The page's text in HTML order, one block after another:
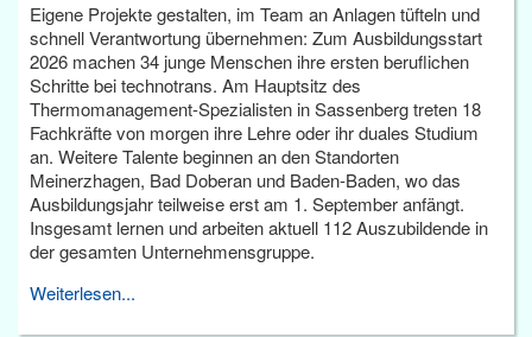
Eigene Projekte gestalten, im Team an Anlagen tüfteln und
schnell Verantwortung übernehmen: Zum Ausbildungsstart
2026 machen 34 junge Menschen ihre ersten beruflichen
Schritte bei technotrans. Am Hauptsitz des
Thermomanagement-Spezialisten in Sassenberg treten 18
Fachkräfte von morgen ihre Lehre oder ihr duales Studium
an. Weitere Talente beginnen an den Standorten
Meinerzhagen, Bad Doberan und Baden-Baden, wo das
Ausbildungsjahr teilweise erst am 1. September anfängt.
Insgesamt lernen und arbeiten aktuell 112 Auszubildende in
der gesamten Unternehmensgruppe.
Weiterlesen...